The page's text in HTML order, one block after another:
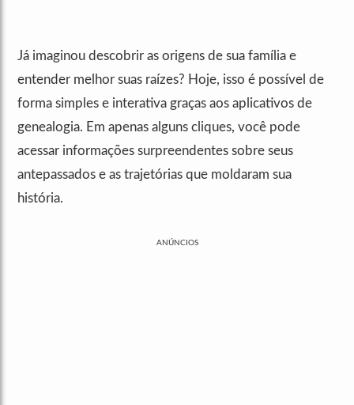
Já imaginou descobrir as origens de sua família e
entender melhor suas raízes? Hoje, isso é possível de
forma simples e interativa graças aos aplicativos de
genealogia. Em apenas alguns cliques, você pode
acessar informações surpreendentes sobre seus
antepassados e as trajetórias que moldaram sua
história.
ANÚNCIOS